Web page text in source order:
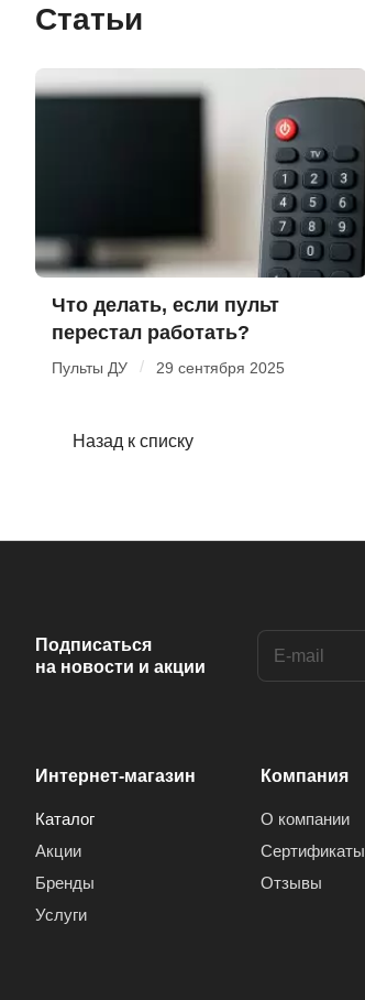
Статьи
Что делать, если пульт
перестал работать?
Пульты ДУ / 29 сентября 2025
Назад к списку
Подписаться
на новости и акции
Интернет-магазин
Каталог
Акции
Бренды
Услуги
Компания
О компании
Сертификаты
Отзывы